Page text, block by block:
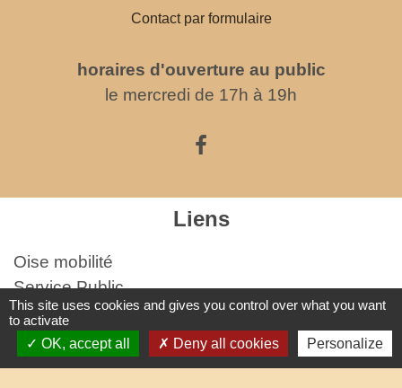
Contact par formulaire
horaires d'ouverture au public
le mercredi de 17h à 19h
Liens
Oise mobilité
Service Public
Agence nationale des titres sécurisés
Partenaires institutionnels
This site uses cookies and gives you control over what you want
to activate
OK, accept all
Deny all cookies Personalize